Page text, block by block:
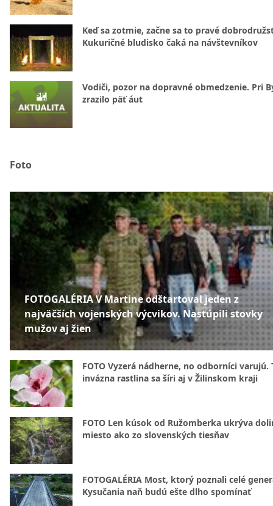
Keď sa zotmie, začne sa to pravé
Kukuričné bludisko čaká na návštevníkov
Vodiči, pozor na dopravné obmedzenie. Pri
zrazilo päť áut
Foto
FOTOGALÉRIA V Martine odštartoval jeden z
najväčších vojenských výcvikov. Nastúpili stovky
mužov aj žien
FOTO Vyzerá nádherne, no odborníci varujú.
invázna rastlina sa šíri aj v Žilinskom kraji
FOTO Len kúsok od Ružomberka ukrýva
miesto ako zo slovenských tiesňav
FOTOGALÉRIA Most, ktorý poznali celé
Kysučania naň budú ešte dlho spomínať